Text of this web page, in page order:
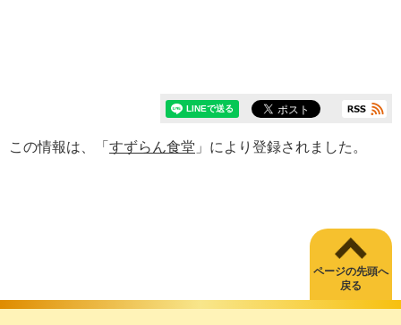
この情報は、「 すずらん食堂 」により登録されました。
ページの先頭へ
戻る